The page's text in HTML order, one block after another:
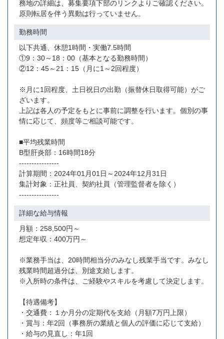
務地の詳細は、募集要項下部のリンクよりご確認ください。
原則転居を伴う異動は行っていません。
勤務時間
以下共通、休憩1時間・実働7.5時間
①9：30～18：00（基本となる勤務時間）
②12：45～21：15（月に1～2回程度）
※月に1回程度、土日祝日の出勤（振替休日取得可能）がご
ざいます。
上記は各人の予定をもとに事前に調整を行います。個別の事
情に応じて、頻度等ご相談可能です。
■平均残業時間
B型肝炎部：16時間18分
----------------
計算期間：2024年01月01日～2024年12月31日
集計対象：正社員、契約社員（管理監督者を除く）
----------------
詳細な給与情報
月額：258,500円～
想定年収：400万円～
※業務手当は、20時間相当分のみなし残業手当です。みなし
残業時間超過分は、別途支給します。
※入所時の条件は、ご経験やスキルを考慮して決定します。
【待遇備考】
・交通費：１か月分の定期代を支給（月額7万円上限）
・賞与：年2回（事務所の業績と個人の評価に応じて支給）
・給与の見直し：年1回